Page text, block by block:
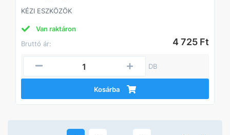
KÉZI ESZKÖZÖK
Van raktáron
Bruttó ár:
4 725 Ft
DB
Kosárba